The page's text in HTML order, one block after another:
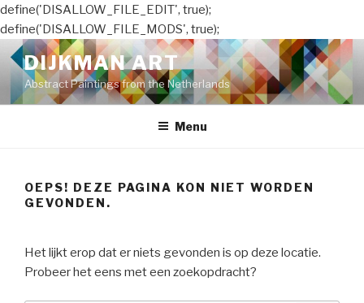
define('DISALLOW_FILE_EDIT', true);
define('DISALLOW_FILE_MODS', true);
Naar
de
inhoud
springen
DIJKMAN ART
Abstract Paintings from the Netherlands
Menu
OEPS! DEZE PAGINA KON NIET WORDEN
GEVONDEN.
Het lijkt erop dat er niets gevonden is op deze locatie.
Probeer het eens met een zoekopdracht?